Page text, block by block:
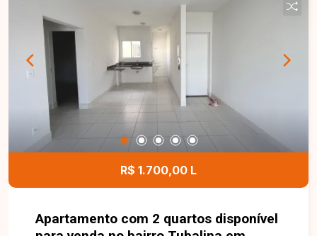
garagem. O condomínio conta com piscina e
salão de festas, proporcionando opções de lazer
e convivência para os moradores. Como
diferencial, a água e o gás já estão inclusos na
taxa condominial, e o valor do condomínio está
incluso no valor da locação, garantindo mais
comodidade e economia. Entre em contato para
mais informações e conheça esta excelente
oportunidade de morar com conforto e
praticidade no bairro Novo Mundo.
R$ 1.700,00 L
Apartamento com 2 quartos disponível